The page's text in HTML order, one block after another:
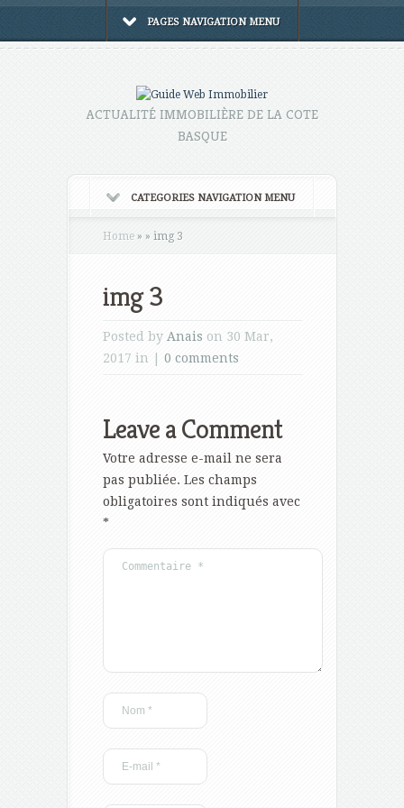
PAGES NAVIGATION MENU
ACTUALITÉ IMMOBILIÈRE DE LA COTE
BASQUE
CATEGORIES NAVIGATION MENU
Home » » img 3
img 3
Posted by Anais on 30 Mar,
2017 in | 0 comments
Leave a Comment
Votre adresse e-mail ne sera
pas publiée. Les champs
obligatoires sont indiqués avec
*